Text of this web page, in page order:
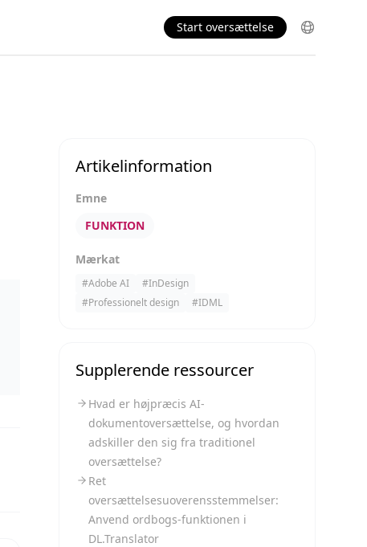
Start oversættelse
Artikelinformation
Emne
FUNKTION
Mærkat
#Adobe AI #InDesign
#Professionelt design #IDML
Supplerende ressourcer
Hvad er højpræcis AI-
dokumentoversættelse, og hvordan
adskiller den sig fra traditionel
oversættelse?
Ret
oversættelsesuoverensstemmelser:
Anvend ordbogs-funktionen i
DL.Translator